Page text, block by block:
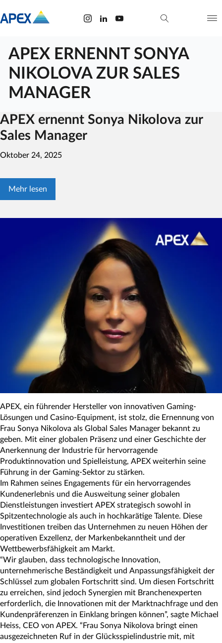
APEX ERNENNT SONYA
NIKOLOVA ZUR SALES
MANAGER
APEX ernennt Sonya Nikolova zur
Sales Manager
Oktober 24, 2025
Mehr lesen
APEX, ein führender Hersteller von innovativen Gaming-
Lösungen und Casino-Equipment, ist stolz, die Ernennung von
Frau Sonya Nikolova als Global Sales Manager bekannt zu
geben. Mit einer globalen Präsenz und einer Geschichte der
Anerkennung der Industrie für hervorragende
Produktinnovation und Spielleistung, APEX weiterhin seine
Führung in der Gaming-Sektor zu stärken.
Im Rahmen seines Engagements für ein hervorragendes
Kundenerlebnis und die Ausweitung seiner globalen
Dienstleistungen investiert APEX strategisch sowohl in
Spitzentechnologie als auch in hochkarätige Talente. Diese
Investitionen treiben das Unternehmen zu neuen Höhen der
operativen Exzellenz, der Markenbekanntheit und der
Wettbewerbsfähigkeit am Markt.
“Wir glauben, dass technologische Innovation,
unternehmerische Beständigkeit und Anpassungsfähigkeit der
Schlüssel zum globalen Fortschritt sind. Um diesen Fortschritt
zu erreichen, sind jedoch Synergien mit Branchenexperten
erforderlich, die Innovationen mit der Marktnachfrage und den
Kundenpräferenzen in Einklang bringen können”, sagte Michael
Heiss, CEO von APEX. “Frau Sonya Nikolova bringt einen
ausgezeichneten Ruf in der Glücksspielindustrie mit, mit